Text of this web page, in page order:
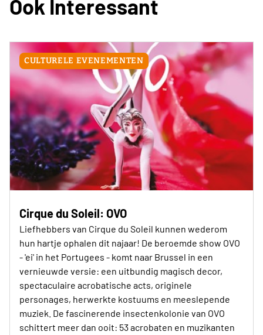
Ook Interessant
CULTURELE EVENEMENTEN
Cirque du Soleil: OVO
Liefhebbers van Cirque du Soleil kunnen wederom
hun hartje ophalen dit najaar! De beroemde show OVO
- 'ei' in het Portugees - komt naar Brussel in een
vernieuwde versie: een uitbundig magisch decor,
spectaculaire acrobatische acts, originele
personages, herwerkte kostuums en meeslepende
muziek. De fascinerende insectenkolonie van OVO
schittert meer dan ooit: 53 acrobaten en muzikanten